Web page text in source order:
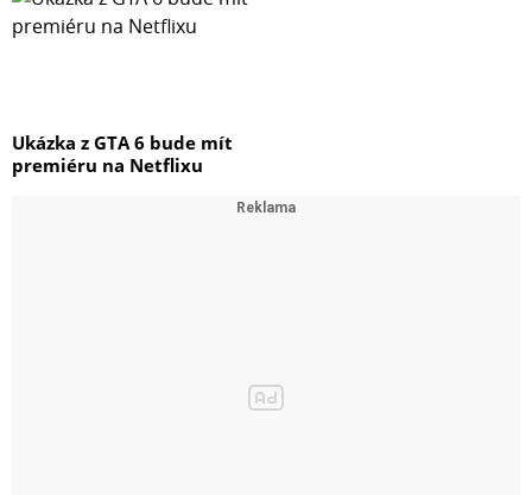
Ukázka z GTA 6 bude mít
premiéru na Netflixu